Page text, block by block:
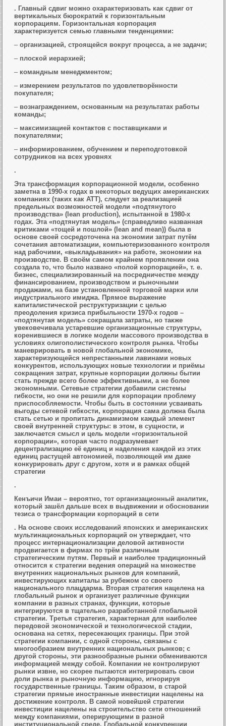
. Главный сдвиг можно охарактеризовать как сдвиг от
вертикальных бюрократий к горизонтальным
корпорациям. Горизонтальная корпорация
характеризуется семью главными тенденциями:
–организацией, строящейся вокруг процесса, а не задачи;
– плоской иерархией;
– командным менеджментом;
– измерением результатов по удовлетворённости
покупателя;
– вознаграждением, основанным на результатах работы
команды;
– максимизацией контактов с поставщиками и
покупателями;
– информированием, обучением и переподготовкой
сотрудников на всех уровнях
.
Эта трансформация корпорационной модели, особенно
заметна в 1990-х годах в некоторых ведущих американских
компаниях (таких как АТТ), следует за реализацией
предельных возможностей модели «подтянутого
производства» (lean production), испытанной в 1980-х
годах. Эта «подтянутая модель» (справедливо названная
критиками «тощей и пошлой» (lean and mean)) была в
основе своей сосредоточена на экономии затрат путём
сочетания автоматизации, компьютеризованного контроля
над рабочими, «выкладывания» на работе, экономии на
производстве. В своём самом крайнем проявлении она
создала то, что было названо «полой корпорацией», т. е.
бизнес, специализированный на посредничестве между
финансированием, производством и рыночными
продажами, на базе установленной торговой марки или
индустриального имиджа. Прямое выражение
капиталистической реструктуризации с целью
преодоления кризиса прибыльности 1970-х годов –
«подтянутая модель» сокращала затраты, но также
увековечивала устаревшие организационные структуры,
коренившиеся в логике модели массового производства в
условиях олигополистического контроля рынка. Чтобы
маневрировать в новой глобальной экономике,
характеризующейся непрестанными лавинами новых
конкурентов, использующих новые технологии и приёмы
сокращения затрат, крупные корпорации должны бытии
стать прежде всего более эффективными, а не более
экономными. Сетевые стратегии добавили системы
гибкости, но они не решили для корпорации проблему
приспособляемости. Чтобы быть в состоянии усваивать
выгоды сетевой гибкости, корпорация сама должна была
стать сетью и пропитать динамизмом каждый элемент
своей внутренней структуры: в этом, в сущности, и
заключается смысл и цель модели «горизонтальной
корпорации», которая часто подразумевает
децентрализацию её единиц и наделения каждой из этих
единиц растущей автономией, позволяющей им даже
конкурировать друг с другом, хотя и в рамках общей
стратегии
.
Кенъичи Имаи – вероятно, тот организационный аналитик,
который зашёл дальше всех в выдвижении и обосновании
тезиса о трансформации корпораций в сети
. На основе своих исследований японских и американских
мультинациональных корпораций он утверждает, что
процесс интернационализации деловой активности
продвигается в фирмах по трём различным
стратегическим путям. Первый и наиболее традиционный
относится к стратегии ведения операций на множестве
внутренних национальных рынков для компаний,
инвестирующих капиталы за рубежом со своего
национального плацдарма. Вторая стратегия нацелена на
глобальный рынок и организует различные функции
компании в разных странах, функции, которые
интегрируются в тщательно разработанной глобальной
стратегии. Третья стратегия, характерная для наиболее
передовой экономической и технологической стадии,
основана на сетях, пересекающих границы. При этой
стратегии компании, с одной стороны, связаны с
многообразием внутренних национальных рынков; с
другой стороны, эти разнообразные рынки обмениваются
информацией между собой. Компании не контролируют
рынки извне, но скорее пытаются интегрировать свои
доли рынка и рыночную информацию, игнорируя
государственные границы. Таким образом, в старой
стратегии прямые иностранные инвестиции нацелены на
достижение контроля. В самой новейшей стратегии
инвестиции нацелены на строительство сети отношений
между компаниями, оперирующими в разной
институциональной среде. Глобальной конкуренции